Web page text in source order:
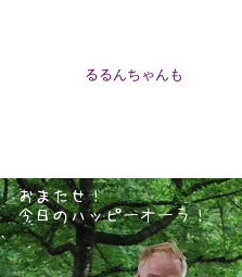
るるんちゃんも